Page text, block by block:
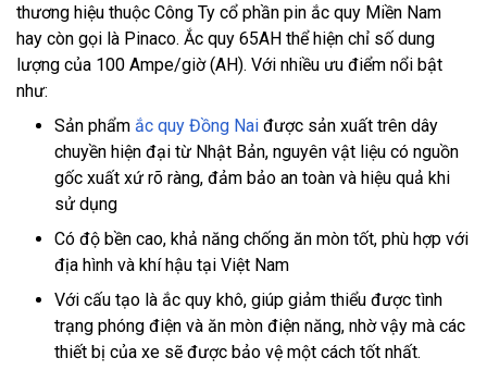
thương hiệu thuộc Công Ty cổ phần pin ắc quy Miền Nam
hay còn gọi là Pinaco. Ắc quy 65AH thể hiện chỉ số dung
lượng của 100 Ampe/giờ (AH). Với nhiều ưu điểm nổi bật
như:
Sản phẩm ắc quy Đồng Nai được sản xuất trên dây
chuyền hiện đại từ Nhật Bản, nguyên vật liệu có nguồn
gốc xuất xứ rõ ràng, đảm bảo an toàn và hiệu quả khi
sử dụng
Có độ bền cao, khả năng chống ăn mòn tốt, phù hợp với
địa hình và khí hậu tại Việt Nam
Với cấu tạo là ắc quy khô, giúp giảm thiểu được tình
trạng phóng điện và ăn mòn điện năng, nhờ vậy mà các
thiết bị của xe sẽ được bảo vệ một cách tốt nhất.